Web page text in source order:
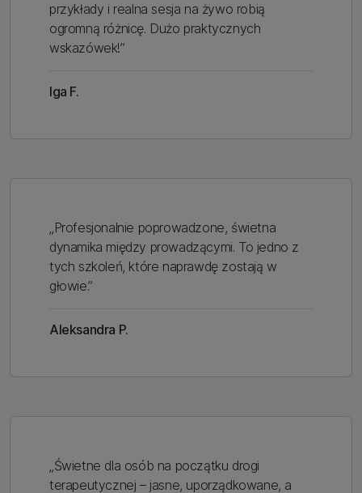
przykłady i realna sesja na żywo robią
ogromną różnicę. Dużo praktycznych
wskazówek!”
Iga F.
„Profesjonalnie poprowadzone, świetna
dynamika między prowadzącymi. To jedno z
tych szkoleń, które naprawdę zostają w
głowie.”
Aleksandra P.
„Świetne dla osób na początku drogi
terapeutycznej – jasne, uporządkowane, a